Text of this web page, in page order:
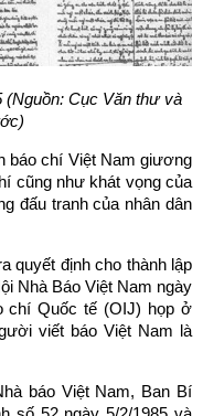
(Nguồn: Cục Văn thư và
báo chí Việt Nam giương
cũng như khát vọng của
đấu tranh của nhân dân
quyết định cho thành lập
Nhà Báo Việt Nam ngày
chí Quốc tế (OIJ) họp ở
viết báo Việt Nam là
báo Việt Nam, Ban Bí